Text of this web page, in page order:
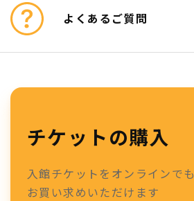
よくあるご質問
チケットの購入
入館チケットをオンラインでも
お買い求めいただけます